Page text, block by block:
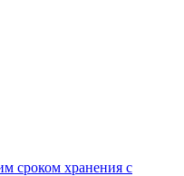
сроком хранения с